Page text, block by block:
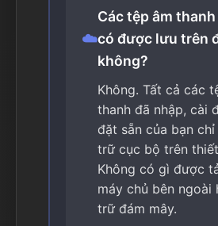
☁️
Các tệp âm
có được lưu trên
không?
Không. Tất cả các
thanh đã nhập, cài
đặt sẵn của bạn
trữ cục bộ trên
Không có gì được
máy chủ bên ngoài
trữ đám mây.